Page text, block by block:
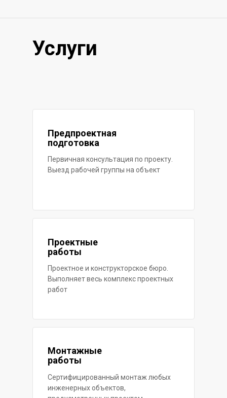
Услуги
Предпроектная
подготовка
Первичная консультация по проекту.
Выезд рабочей группы на объект
Проектное и конструкторское бюро.
Выполняет весь комплекс проектных
работ
Проектные
работы
Сертифицированный монтаж любых
инженерных объектов,
Монтажные
работы